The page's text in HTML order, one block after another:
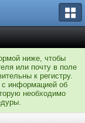
ниже, чтобы
или почту в поле
к регистру.
информацией об
необходимо